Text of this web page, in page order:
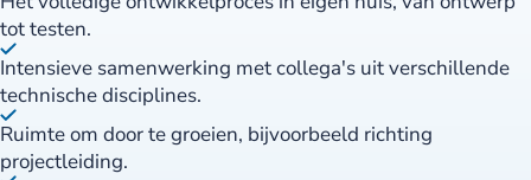
tot testen.
Intensieve samenwerking met collega's uit verschillende
technische disciplines.
Ruimte om door te groeien, bijvoorbeeld richting
projectleiding.